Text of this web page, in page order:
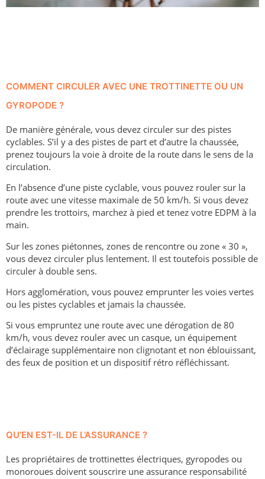
COMMENT CIRCULER AVEC UNE TROTTINETTE OU UN
GYROPODE ?
De manière générale, vous devez circuler sur des pistes
cyclables. S’il y a des pistes de part et d’autre la chaussée,
prenez toujours la voie à droite de la route dans le sens de la
circulation.
En l’absence d’une piste cyclable, vous pouvez rouler sur la
route avec une vitesse maximale de 50 km/h. Si vous devez
prendre les trottoirs, marchez à pied et tenez votre EDPM à la
main.
Sur les zones piétonnes, zones de rencontre ou zone « 30 »,
vous devez circuler plus lentement. Il est toutefois possible de
circuler à double sens.
Hors agglomération, vous pouvez emprunter les voies vertes
ou les pistes cyclables et jamais la chaussée.
Si vous empruntez une route avec une dérogation de 80
km/h, vous devez rouler avec un casque, un équipement
d’éclairage supplémentaire non clignotant et non éblouissant,
des feux de position et un dispositif rétro réfléchissant.
QU’EN EST-IL DE L’ASSURANCE ?
Les propriétaires de trottinettes électriques, gyropodes ou
monoroues doivent souscrire une assurance responsabilité